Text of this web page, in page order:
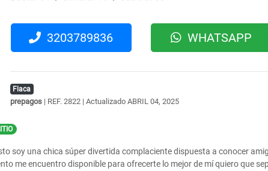
3203789836 WHATSAPP
Flaca
prepagos| REF. 2822 | Actualizado ABRIL 04, 2025
soy una chica súper divertida complaciente dispuesta a conocer
me encuentro disponible para ofrecerte lo mejor de mí quiero que